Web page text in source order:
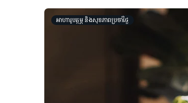
​​អាហារូបត្ថម្ភ និងសុខភាពប្រចាំថ្ងៃ​